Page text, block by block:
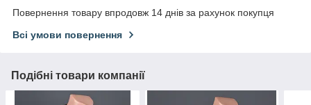
Повернення товару впродовж 14 днів за рахунок покупця
Всі умови повернення
Подібні товари компанії